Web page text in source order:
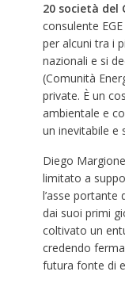
20 società del
consulente
per alcuni tra i
nazionali e si
(Comunità
private. È un
ambientale e
un inevitabile e
Diego
limitato a
l’asse portante
dai suoi primi
coltivato un
credendo
futura fonte di